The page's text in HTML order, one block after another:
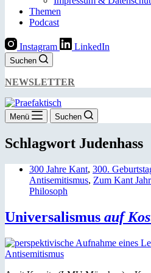
Themen
Podcast
Instagram LinkedIn
Suchen
NEWSLETTER
Menü Suchen
Schlagwort Judenhass
300 Jahre Kant, 300.
Antisemitismus, Zum Kant
Philosoph
Universalismus auf